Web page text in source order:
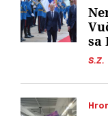
S.Z.
sa